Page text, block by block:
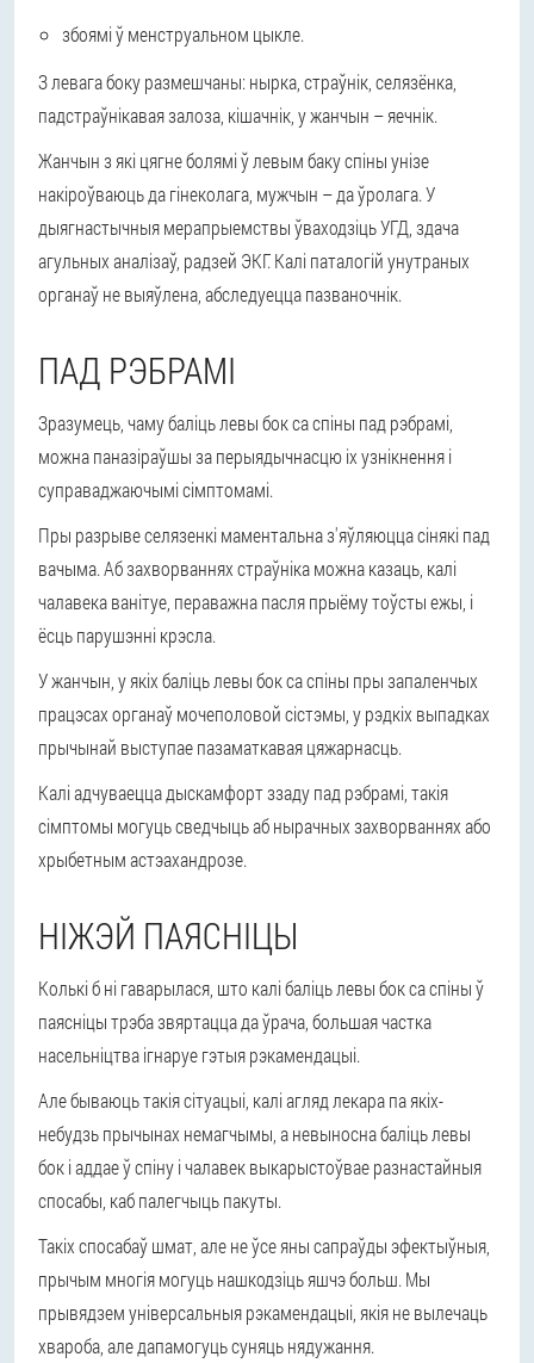
збоямі ў менструальном цыкле.
З левага боку размешчаны: нырка, страўнік, селязёнка,
падстраўнікавая залоза, кішачнік, у жанчын – яечнік.
Жанчын з які цягне болямі ў левым баку спіны унізе
накіроўваюць да гінеколага, мужчын – да ўролага. У
дыягнастычныя мерапрыемствы ўваходзіць УГД, здача
агульных аналізаў, радзей ЭКГ. Калі паталогій унутраных
органаў не выяўлена, абследуецца пазваночнік.
ПАД РЭБРАМІ
Зразумець, чаму баліць левы бок са спіны пад рэбрамі,
можна паназіраўшы за перыядычнасцю іх узнікнення і
суправаджаючымі сімптомамі.
Пры разрыве селязенкі маментальна з'яўляюцца сінякі пад
вачыма. Аб захворваннях страўніка можна казаць, калі
чалавека ванітуе, пераважна пасля прыёму тоўсты ежы, і
ёсць парушэнні крэсла.
У жанчын, у якіх баліць левы бок са спіны пры запаленчых
працэсах органаў мочеполовой сістэмы, у рэдкіх выпадках
прычынай выступае пазаматкавая цяжарнасць.
Калі адчуваецца дыскамфорт ззаду пад рэбрамі, такія
сімптомы могуць сведчыць аб нырачных захворваннях або
хрыбетным астэахандрозе.
НІЖЭЙ ПАЯСНІЦЫ
Колькі б ні гаварылася, што калі баліць левы бок са спіны ў
паясніцы трэба звяртацца да ўрача, большая частка
насельніцтва ігнаруе гэтыя рэкамендацыі.
Але бываюць такія сітуацыі, калі агляд лекара па якіх-
небудзь прычынах немагчымы, а невыносна баліць левы
бок і аддае ў спіну і чалавек выкарыстоўвае разнастайныя
спосабы, каб палегчыць пакуты.
Такіх спосабаў шмат, але не ўсе яны сапраўды эфектыўныя,
прычым многія могуць нашкодзіць яшчэ больш. Мы
прывядзем універсальныя рэкамендацыі, якія не вылечаць
хвароба, але дапамогуць суняць нядужання.